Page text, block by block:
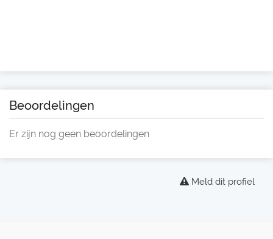
Beoordelingen
Er zijn nog geen beoordelingen
Meld dit profiel